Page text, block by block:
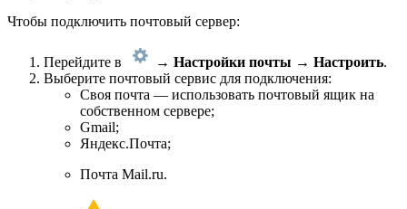
Чтобы подключить почтовый сервер:
Перейдите в → Настройки почты → Настроить.
Выберите почтовый сервис для подключения:
Своя почта — использовать почтовый ящик на
собственном сервере;
Gmail;
Яндекс.Почта;
Почта Mail.ru.